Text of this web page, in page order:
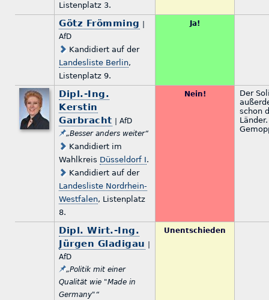
Listenplatz 3.
Götz Frömming
AfD
Kandidiert auf der
Landesliste Berlin,
Listenplatz 9.
Ja!
Dipl.-Ing.
Kerstin
Garbracht | AfD
„Besser anders weiter“
Kandidiert im
Wahlkreis Düsseldorf I.
Kandidiert auf der
Landesliste Nordrhein-
Westfalen, Listenplatz
8.
Nein!
Der
schon
Dipl. Wirt.-Ing.
Jürgen Gladigau
AfD
„Politik mit einer
Qualität wie "Made in
Germany"“
Unentschieden